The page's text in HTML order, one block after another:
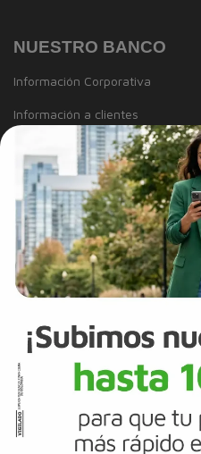
NUESTRO BANCO
Información Corporativa
Información a clientes
Tasas y Tarifas
Reportes de sostenibilidad
Trabaja con Nosotros
Canal de integridad
Proveedores
Mapa del sitio
Términos y Condiciones
Información Legal
Tarjeta de Crédito